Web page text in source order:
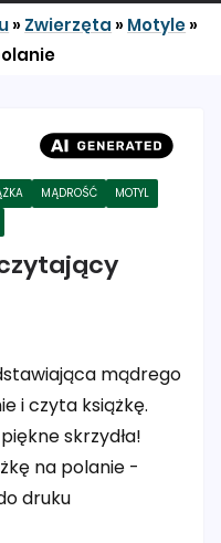
» Zwierzęta » Motyle»
MĄDROŚĆ
MOTYL
mądrego
i czyta książkę.
skrzydła!